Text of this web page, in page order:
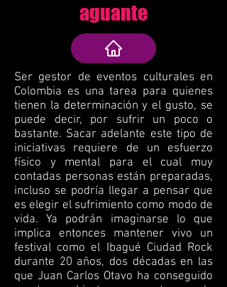
aguante
Ser gestor de eventos culturales en
Colombia es una tarea para quienes
tienen la determinación y el gusto, se
puede decir, por sufrir un poco o
bastante. Sacar adelante este tipo de
iniciativas requiere de un esfuerzo
físico y mental para el cual muy
contadas personas están preparadas,
incluso se podría llegar a pensar que
es elegir el sufrimiento como modo de
vida. Ya podrán imaginarse lo que
implica entonces mantener vivo un
festival como el Ibagué Ciudad Rock
durante 20 años, dos décadas en las
que Juan Carlos Otavo ha conseguido